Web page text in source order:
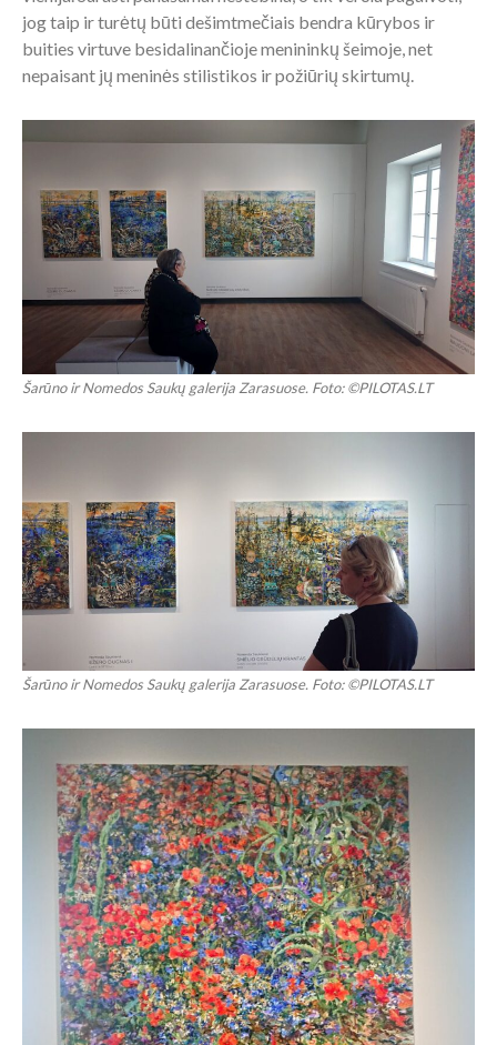
jog taip ir turėtų būti dešimtmečiais bendra kūrybos ir
buities virtuve besidalinančioje menininkų šeimoje, net
nepaisant jų meninės stilistikos ir požiūrių skirtumų.
Šarūno ir Nomedos Saukų galerija Zarasuose. Foto: ©PILOTAS.LT
Šarūno ir Nomedos Saukų galerija Zarasuose. Foto: ©PILOTAS.LT